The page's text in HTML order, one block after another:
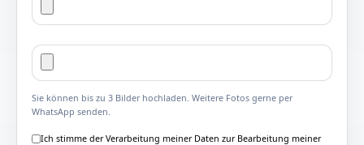
Sie können bis zu 3 Bilder hochladen. Weitere Fotos gerne per
WhatsApp senden.
Ich stimme der Verarbeitung meiner Daten zur Bearbeitung meiner